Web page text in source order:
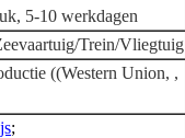
5-10 werkdagen
Trein/Vliegtuig
((Western Union, ,
;